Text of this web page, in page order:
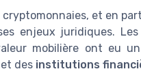
cryptomonnaies, et en
enjeux juridiques.
mobilière ont eu un
et des institutions